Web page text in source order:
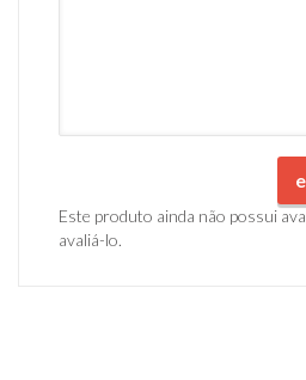
Este produto ainda não possui
avaliá-lo.